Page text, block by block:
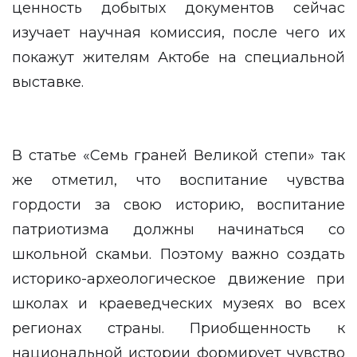
ценность добытых документов сейчас
изучает научная комиссия, после чего их
покажут жителям Актобе на специальной
выставке.
В статье «Семь граней Великой степи» так
же отметил, что воспитание чувства
гордости за свою историю, воспитание
патриотизма должны начинаться со
школьной скамьи. Поэтому важно создать
историко-археологическое движение при
школах и краеведческих музеях во всех
регионах страны. Приобщенность к
национальной истории формирует чувство